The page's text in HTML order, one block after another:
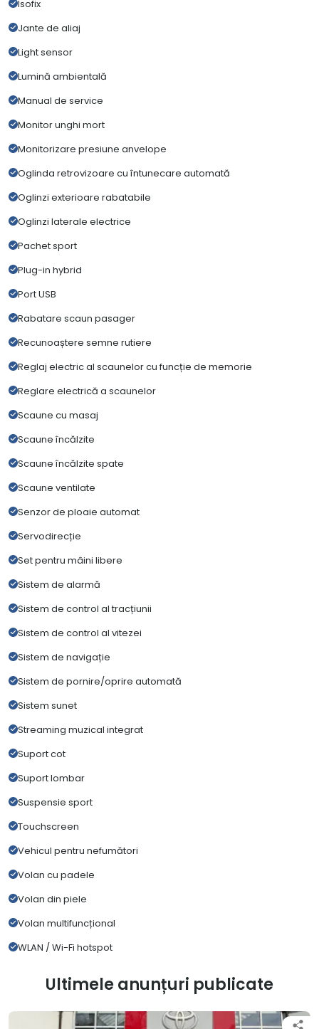
Isofix
Jante de aliaj
Light sensor
Lumină ambientală
Manual de service
Monitor unghi mort
Monitorizare presiune anvelope
Oglinda retrovizoare cu întunecare automată
Oglinzi exterioare rabatabile
Oglinzi laterale electrice
Pachet sport
Plug-in hybrid
Port USB
Rabatare scaun pasager
Recunoaștere semne rutiere
Reglaj electric al scaunelor cu funcție de memorie
Reglare electrică a scaunelor
Scaune cu masaj
Scaune încălzite
Scaune încălzite spate
Scaune ventilate
Senzor de ploaie automat
Servodirecție
Set pentru mâini libere
Sistem de alarmă
Sistem de control al tracțiunii
Sistem de control al vitezei
Sistem de navigație
Sistem de pornire/oprire automată
Sistem sunet
Streaming muzical integrat
Suport cot
Suport lombar
Suspensie sport
Touchscreen
Vehicul pentru nefumători
Volan cu padele
Volan din piele
Volan multifuncțional
WLAN / Wi-Fi hotspot
Ultimele anunțuri publicate